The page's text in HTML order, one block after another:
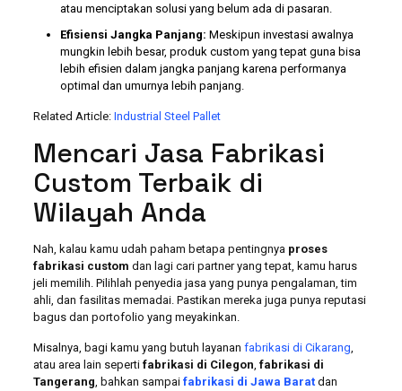
atau menciptakan solusi yang belum ada di pasaran.
Efisiensi Jangka Panjang: Meskipun investasi awalnya
mungkin lebih besar, produk custom yang tepat guna bisa
lebih efisien dalam jangka panjang karena performanya
optimal dan umurnya lebih panjang.
Related Article: Industrial Steel Pallet
Mencari Jasa Fabrikasi
Custom Terbaik di
Wilayah Anda
Nah, kalau kamu udah paham betapa pentingnya proses
fabrikasi custom dan lagi cari partner yang tepat, kamu harus
jeli memilih. Pilihlah penyedia jasa yang punya pengalaman, tim
ahli, dan fasilitas memadai. Pastikan mereka juga punya reputasi
bagus dan portofolio yang meyakinkan.
Misalnya, bagi kamu yang butuh layanan fabrikasi di Cikarang,
atau area lain seperti fabrikasi di Cilegon, fabrikasi di
Tangerang, bahkan sampai fabrikasi di Jawa Baratdan